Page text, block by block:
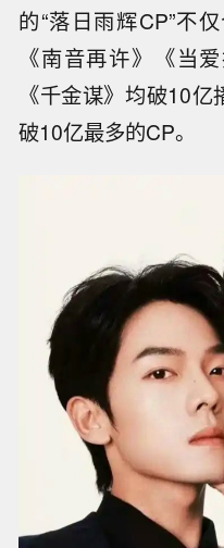
的“落日雨辉CP”不
《南音再许》《当
《千金谋》均破10
破10亿最多的CP。